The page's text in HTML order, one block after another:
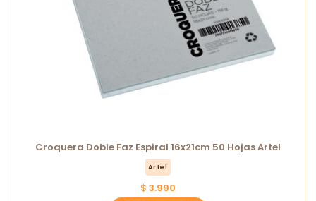
Croquera Doble Faz Espiral 16x21cm 50 Hojas Artel
Artel
$ 3.990